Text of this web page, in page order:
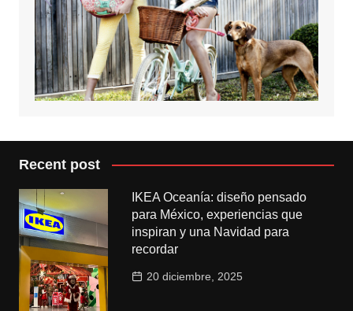
Recent post
IKEA Oceanía: diseño pensado
para México, experiencias que
inspiran y una Navidad para
recordar
20 diciembre, 2025